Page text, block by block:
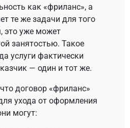
как «фриланс», а
те же задачи для того
это уже может
занятостью. Такое
услуги фактически
— один и тот же.
договор «фриланс»
ухода от оформления
могут: